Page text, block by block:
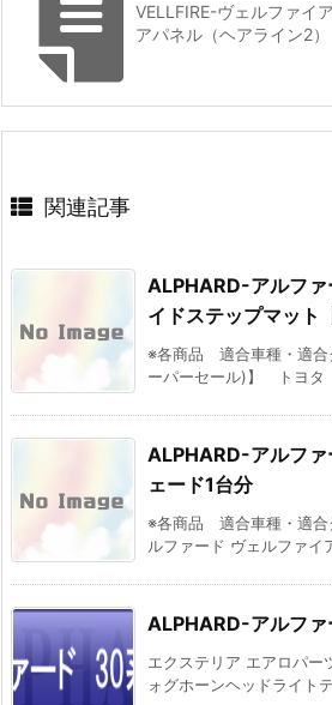
VELLFIRE-ヴェルファ
アパネル（ヘアライン2）
関連記事
ALPHARD-アルフ
イドステップマット
※各商品 適合車種・適合
ーパーセール)】 トヨ
ALPHARD-アルフ
ェード1台分
※各商品 適合車種・適合
ルファード ヴェルファイ
ALPHARD-アルフ
エクステリア エアロパー
ォグホーンヘッドライト